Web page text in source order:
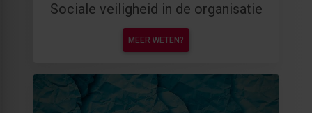
Sociale veiligheid in de organisatie
MEER WETEN?